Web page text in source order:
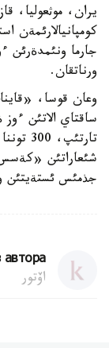
يران، موثعوليا،
جارما ونئمدةرئن
ورناتقان.
شئعاراتئن
جذمئس ئستةيتئن
автора
اۆتور